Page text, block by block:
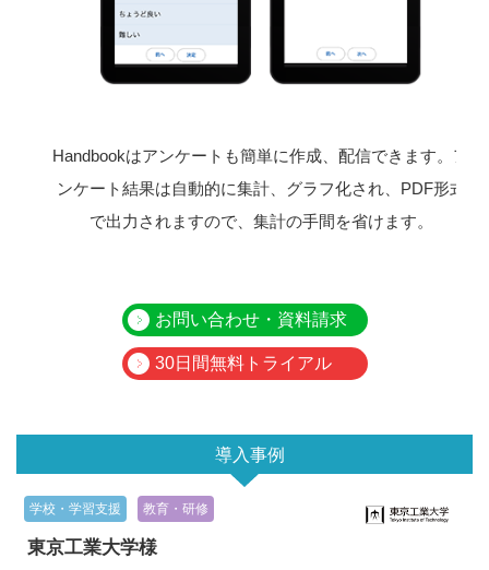
Handbookはアンケートも簡単に作成、配信できます。ア
ンケート結果は自動的に集計、グラフ化され、PDF形式
で出力されますので、集計の手間を省けます。
お問い合わせ・資料請求
30日間無料トライアル
導入事例
学校・学習支援 教育・研修
東京工業大学様